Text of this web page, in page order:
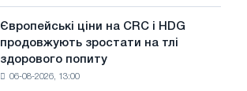
Європейські ціни на CRC і HDG
продовжують зростати на тлі
здорового попиту
06-08-2026, 13:00